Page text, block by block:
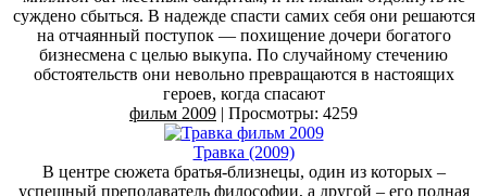
суждено сбыться. В надежде спасти самих себя они решаются
на отчаянный поступок — похищение дочери богатого
бизнесмена с целью выкупа. По случайному стечению
обстоятельств они невольно превращаются в настоящих
героев, когда спасают
фильм 2009 | Просмотры: 4259
Травка (2009)
В центре сюжета братья-близнецы, один из которых –
успешный преподаватель философии, а другой – его полная